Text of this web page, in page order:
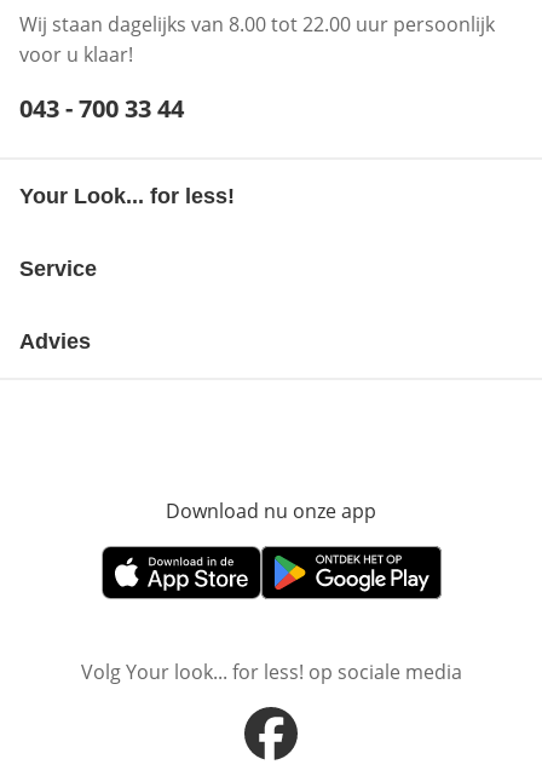
Wij staan dagelijks van 8.00 tot 22.00 uur persoonlijk
voor u klaar!
Telefoonnummer:
043 - 700 33 44
Your Look... for less!
Service
Advies
Download nu onze app
Opent in nieuw vensterOpent in nieuw venster
Volg Your look... for less! op sociale media
Opent in nieuw venster